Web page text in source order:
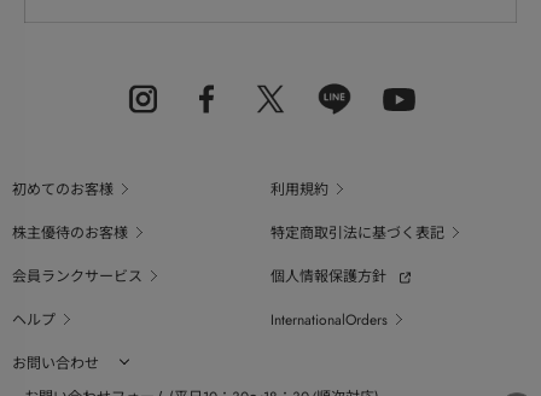
初めてのお客様
利用規約
株主優待のお客様
特定商取引法に基づく表記
会員ランクサービス
個人情報保護方針
ヘルプ
InternationalOrders
お問い合わせ